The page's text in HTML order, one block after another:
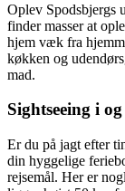
Oplev Spodsbjergs
finder masser at
hjem væk fra
køkken og
mad.
Sightseeing i
Er du på jagt efter
din hyggelige
rejsemål. Her er